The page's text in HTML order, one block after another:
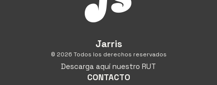
Jarris
© 2026 Todos los derechos reservados
Descarga aquí nuestro RUT
CONTACTO